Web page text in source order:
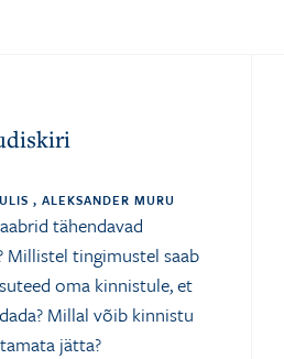
, ALEKSANDER MURU
tähendavad
Millistel tingimustel saab
oma kinnistule, et
Millal võib kinnistu
jätta?